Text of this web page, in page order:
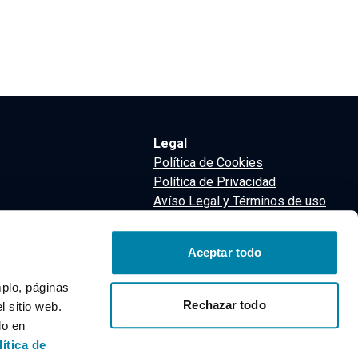
páginas
sitio web.
en
de
Aceptar todo
Rechazar todo
Legal
Política de Cookies
Política de Privacidad
Avíso Legal y Términos de uso